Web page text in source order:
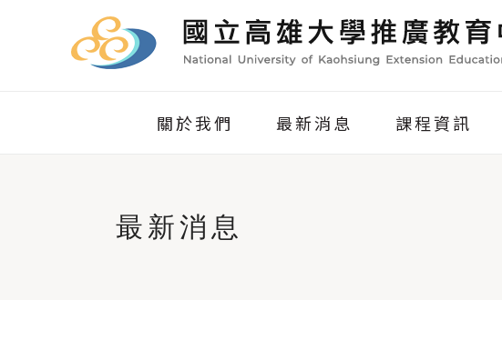
關於我們 最新消息 課程資訊
最新消息